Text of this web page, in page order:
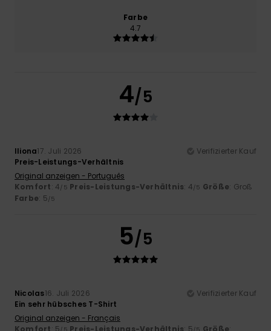
Farbe
4.7
4/5
Iliona17. Juli 2026
Verifizierter Kauf
Preis-Leistungs-Verhältnis
Original anzeigen - Português
Komfort: 4/5 Preis-Leistungs-Verhältnis: 4/5 Größe: Groß
Farbe: 5/5
5/5
Nicolas16. Juli 2026
Verifizierter Kauf
Ein sehr hübsches T-Shirt
Original anzeigen - Français